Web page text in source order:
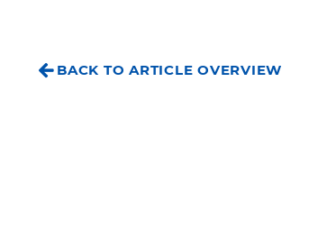
BACK TO ARTICLE OVERVIEW